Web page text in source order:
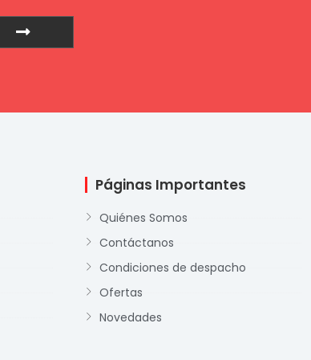
Enviar
Páginas Importantes
Quiénes Somos
Contáctanos
Condiciones de despacho
Ofertas
Novedades